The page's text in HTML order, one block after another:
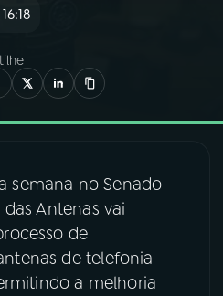
semana no Senado
das Antenas vai
de
de telefonia
a melhoria